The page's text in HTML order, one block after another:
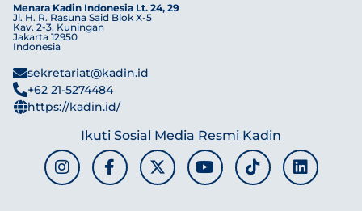
Menara Kadin Indonesia Lt. 24, 29
Jl. H. R. Rasuna Said Blok X-5
Kav. 2-3, Kuningan
Jakarta 12950
Indonesia
sekretariat@kadin.id
+62 21-5274484
https://kadin.id/
Ikuti Sosial Media Resmi Kadin